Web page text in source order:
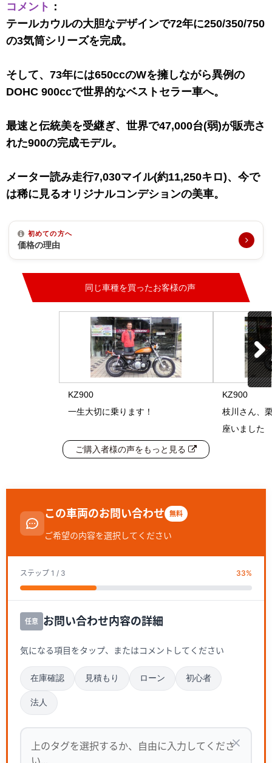
コメント ：
テールカウルの大胆なデザインで72年に250/350/750
の3気筒シリーズを完成。
そして、73年には650ccのWを擁しながら異例の
DOHC 900ccで世界的なベストセラー車へ。
最速と伝統美を受継ぎ、世界で47,000台(弱)が販売さ
れた900の完成モデル。
メーター読み走行7,030マイル(約11,250キロ)、今で
は稀に見るオリジナルコンデションの美車。
初めての方へ
価格の理由
同じ車種を買ったお客様の声
KZ900
一生大切に乗ります！
KZ900
枝川さん、
座いました
ご購入者様の声をもっと見る
この車両のお問い合わせ 無料
ご希望の内容を選択してください
ステップ 1 / 3 33%
任意 お問い合わせ内容の詳細
気になる項目をタップ、またはコメントしてください
在庫確認 見積もり ローン 初心者
法人